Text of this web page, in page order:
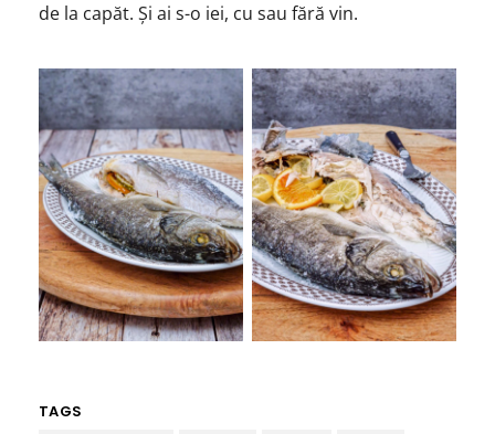
de la capăt. Și ai s-o iei, cu sau fără vin.
TAGS